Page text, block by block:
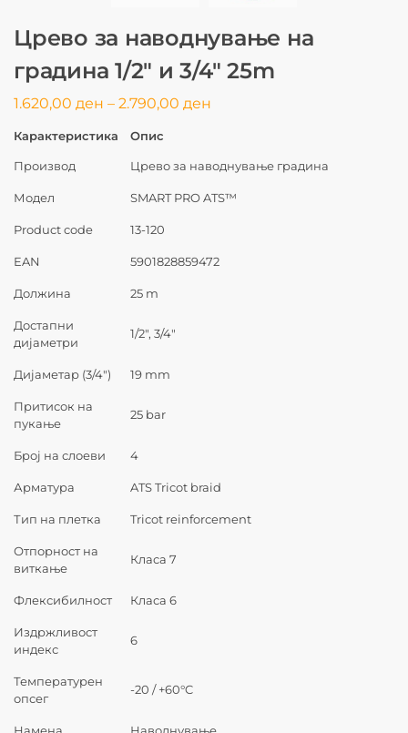
Црево за наводнување на
градина 1/2″ и 3/4″ 25m
1.620,00 ден – 2.790,00 ден
Карактеристика Опис
Производ Црево за наводнување градина
Модел SMART PRO ATS™
Product code 13-120
EAN 5901828859472
Должина 25 m
Достапни
дијаметри
1/2″, 3/4″
Дијаметар (3/4″) 19 mm
Притисок на
пукање
25 bar
Број на слоеви 4
Арматура ATS Tricot braid
Тип на плетка Tricot reinforcement
Отпорност на
виткање
Класа 7
Флексибилност Класа 6
Издржливост
индекс
6
Температурен
опсег
-20 / +60°C
Намена Наводнување